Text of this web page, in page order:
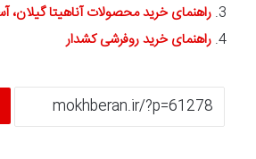
راهنمای خرید محصولات آناهیتا گیلان،
راهنمای خرید روفرشی کشدار